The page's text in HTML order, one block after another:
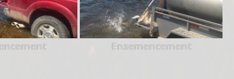
Ensemencement